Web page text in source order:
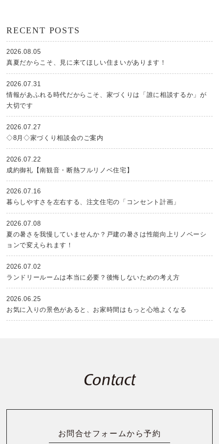
RECENT POSTS
2026.08.05
真夏だからこそ、見に来てほしい住まいがあります！
2026.07.31
情報があふれる時代だからこそ、家づくりは「誰に相談するか」が
大切です
2026.07.27
◇8月◇家づくり相談会のご案内
2026.07.22
成約御礼【南観音・断熱フルリノベ住宅】
2026.07.16
暮らしやすさを左右する、注文住宅の「コンセント計画」
2026.07.08
夏の暑さを我慢していませんか？戸建の暑さは性能向上リノベーシ
ョンで変えられます！
2026.07.02
ランドリールームは本当に必要？後悔しないための考え方
2026.06.25
お気に入りの景色があると、お家時間はもっと心地よくなる
Contact
お問合せフォームから予約